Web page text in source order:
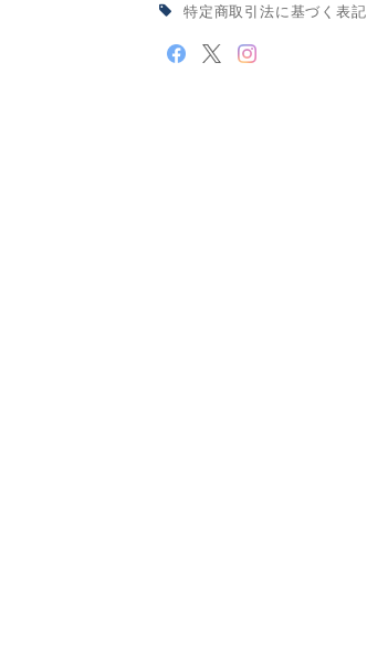
特定商取引法に基づく表記